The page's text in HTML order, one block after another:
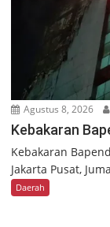
Agustus 8, 2026
Kebakaran
Kebakaran
Jakarta Pusat,
Daerah